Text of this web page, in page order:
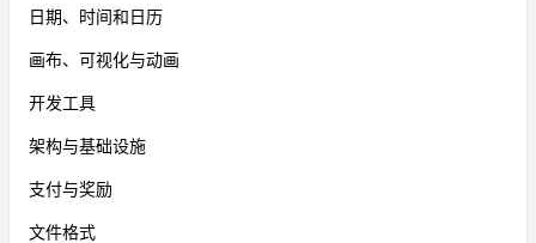
日期、时间和日历
画布、可视化与动画
开发工具
架构与基础设施
支付与奖励
文件格式